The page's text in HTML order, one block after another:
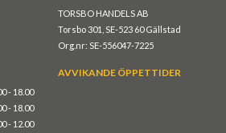
TORSBO HANDELS AB
Torsbo 301, SE-523 60 Gällstad
Org.nr: SE-556047-7225
- 18.00
- 18.00
- 12.00
AVVIKANDE ÖPPETTIDER